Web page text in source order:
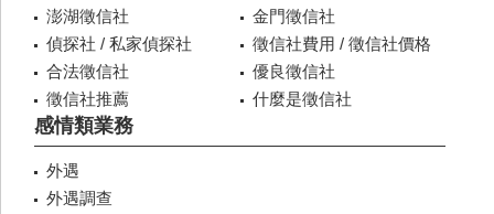
澎湖徵信社
金門徵信社
偵探社 / 私家偵探社
徵信社費用 / 徵信社價格
合法徵信社
優良徵信社
徵信社推薦
什麼是徵信社
感情類業務
外遇
外遇調查